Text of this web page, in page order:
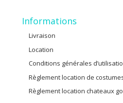
Informations
Livraison
Location
Conditions générales
Règlement location de
Règlement location chateaux